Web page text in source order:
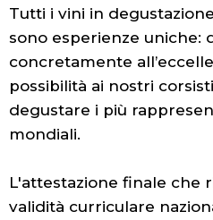
Tutti i vini in
sono esperienze uniche:
concretamente
possibilità ai nostri
degustare i più
mondiali.
L'attestazione finale che
validità curriculare